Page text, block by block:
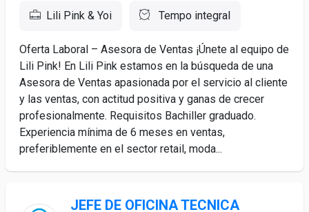
Lili Pink & Yoi Tempo integral
Oferta Laboral – Asesora de Ventas ¡Únete al equipo de
Lili Pink! En Lili Pink estamos en la búsqueda de una
Asesora de Ventas apasionada por el servicio al cliente
y las ventas, con actitud positiva y ganas de crecer
profesionalmente. Requisitos Bachiller graduado.
Experiencia mínima de 6 meses en ventas,
preferiblemente en el sector retail, moda...
JEFE DE OFICINA TECNICA